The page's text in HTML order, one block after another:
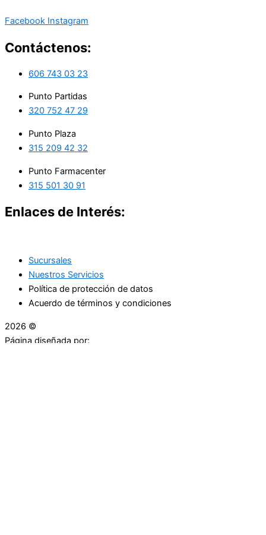
Facebook Instagram
Contáctenos:
606 743 03 23
Punto Partidas
320 752 47 29
Punto Plaza
315 209 42 32
Punto Farmacenter
315 501 30 91
Enlaces de Interés:
Sucursales
Nuestros Servicios
Política de protección de datos
Acuerdo de términos y condiciones
2026 ©
Página diseñada por: